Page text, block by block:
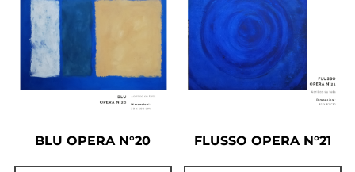
BLU OPERA N°20 FLUSSO OPERA N°21